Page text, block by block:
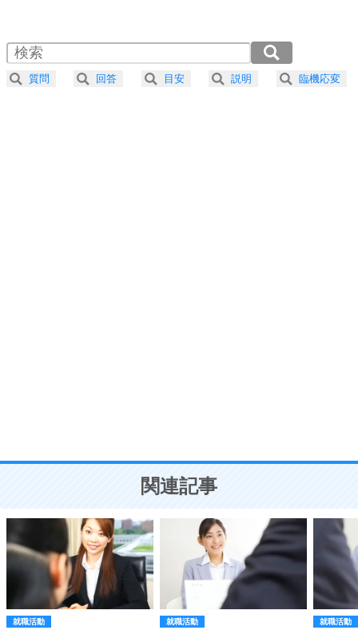
4 器の大きい人は、怒りを優しさで表現する。
プラス思考
ことが大切。
2.0倍速 （263KB 1分7秒）
2.5倍速 （210KB 53秒）
3.0倍速 （176KB 44秒）
質問 回答 目安 説明 臨機応変
関連記事
就職活動 就職活動 就職活動